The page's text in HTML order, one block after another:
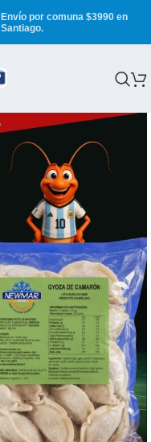
Envío por comuna $3990 en
Santiago.